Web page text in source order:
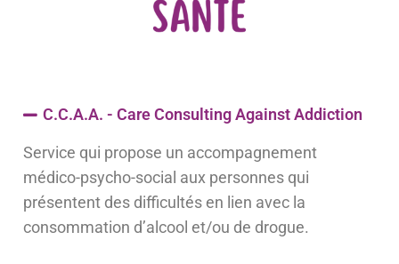
C.C.A.A. - Care Consulting Against Addiction
Service qui propose un accompagnement
médico-psycho-social aux personnes qui
présentent des difficultés en lien avec la
consommation d’alcool et/ou de drogue.